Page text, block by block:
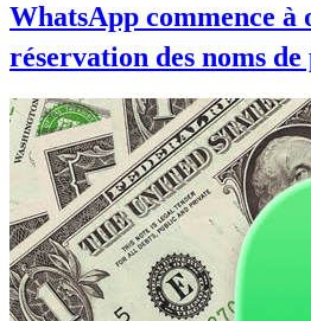
WhatsApp commence
réservation des noms